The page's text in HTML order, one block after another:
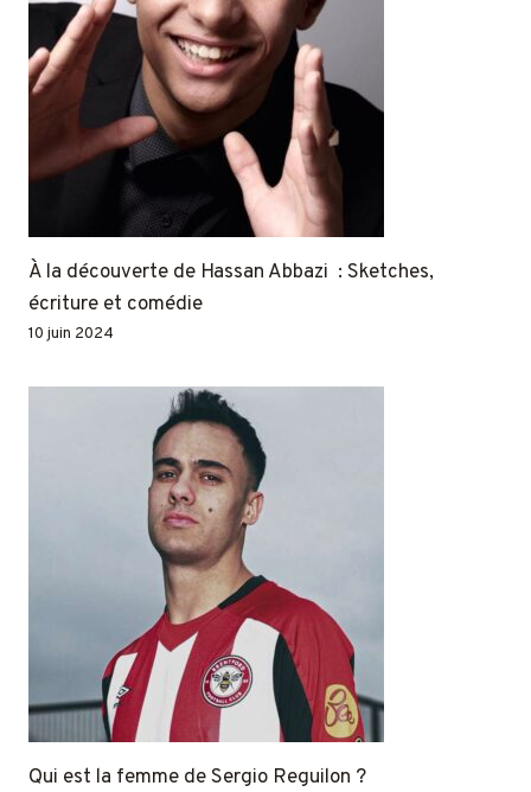
À la découverte de Hassan Abbazi : Sketches,
écriture et comédie
10 juin 2024
Qui est la femme de Sergio Reguilon ?